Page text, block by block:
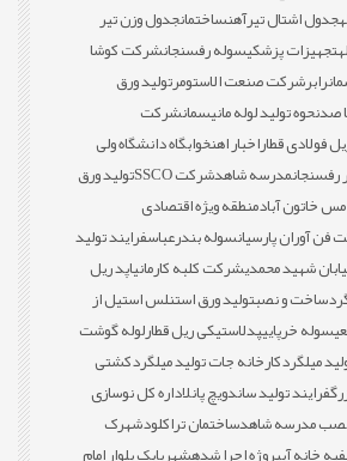
جدول اشتال تیرآهنساختمانجدول وزن تیر
تجهیزات پزشکیسوله رفسنجانشرکت کوشا
رابرشرکت صنعت الاستومرتولید ورق
صدنحوه تولید لوله مانیسمانشرکت
فولادی قطاراخبار اهنخوابگاه دانشگاه ولی
مدرسه شاهدشرکت SSCO
تولید ورق
خاتون آبادمنطقه ویژه اقتصادی
آوران پارسیانسوله بندرعباسفرایند تولید
شهید محمدیشرکت کلبه کارمانیاپد ریل
ساخت و نصبتولید ورق استنلس استیل از
سوله خرپاییپدلاستیکی ریل قطارلوله گوشت
میلگردکارخانه جات تولید میلگردکشتی
فرایند تولید ساندویچ پانلاداره کل نوسازی
مدرسه شاهدساختمان تراکلودشهرک